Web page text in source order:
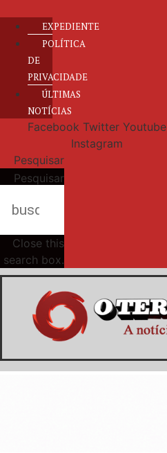
EXPEDIENTE
POLÍTICA
DE
PRIVACIDADE
ÚLTIMAS
NOTÍCIAS
Facebook Twitter Youtube
Instagram
Pesquisar
Pesquisar
Close this
search box.